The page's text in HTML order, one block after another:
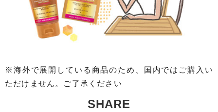
※海外で展開している商品のため、国内ではご購入い
ただけません。ご了承ください
SHARE